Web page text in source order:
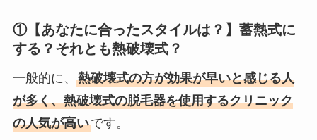
①【あなたに合ったスタイルは？】蓄熱式に
する？それとも熱破壊式？
一般的に、 熱破壊式の方が効果が早いと感じる人
が多く、熱破壊式の脱毛器を使用するクリニック
の人気が高いです。